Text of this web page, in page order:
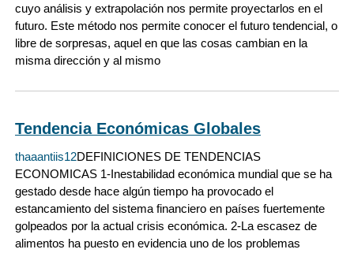
cuyo análisis y extrapolación nos permite proyectarlos en el
futuro. Este método nos permite conocer el futuro tendencial, o
libre de sorpresas, aquel en que las cosas cambian en la
misma dirección y al mismo
Tendencia Económicas Globales
thaaantiis12DEFINICIONES DE TENDENCIAS
ECONOMICAS 1-Inestabilidad económica mundial que se ha
gestado desde hace algún tiempo ha provocado el
estancamiento del sistema financiero en países fuertemente
golpeados por la actual crisis económica. 2-La escasez de
alimentos ha puesto en evidencia uno de los problemas